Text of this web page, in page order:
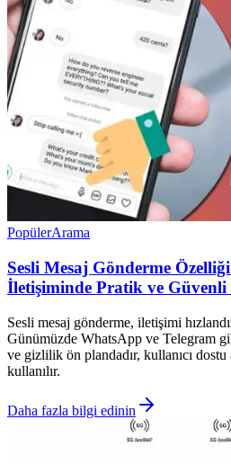
PopülerArama
Sesli Mesaj Gönderme
İletişiminde Pratik ve Güvenli
Sesli mesaj gönderme, iletişimi
Günümüzde WhatsApp ve Telegram
ve gizlilik ön plandadır, kullanıcı
kullanılır.
Daha fazla bilgi edinin